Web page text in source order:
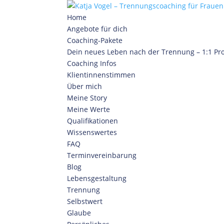
Home
Angebote für dich
Coaching-Pakete
Dein neues Leben nach der Trennung – 1:1
Coaching Infos
Klientinnenstimmen
Über mich
Meine Story
Meine Werte
Qualifikationen
Wissenswertes
FAQ
Terminvereinbarung
Blog
Lebensgestaltung
Trennung
Selbstwert
Glaube